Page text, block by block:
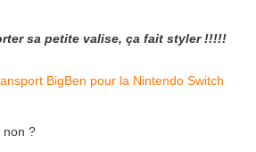
sa petite valise, ça fait styler !!!!!
non ?